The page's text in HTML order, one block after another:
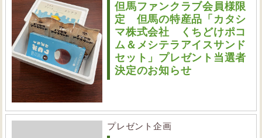
但馬ファンクラブ会員様限
定 但馬の特産品「カタシ
マ株式会社 くちどけポコ
ム＆メシテラアイスサンド
セット」プレゼント当選者
決定のお知らせ
プレゼント企画